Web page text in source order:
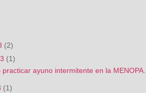
(2)
(1)
practicar ayuno intermitente en la MENOPA...
(1)